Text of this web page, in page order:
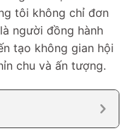
tôi không chỉ đơn
người đồng hành
tạo không gian hội
chu và ấn tượng.